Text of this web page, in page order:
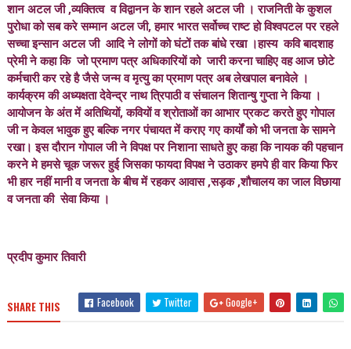
शान अटल जी ,व्यक्तित्व व विद्वानन के शान रहले अटल जी । राजनिती के कुशल
पुरोधा को सब करे सम्मान अटल जी, हमार भारत सर्वोच्च राष्ट हो विश्वपटल पर रहले
सच्चा इन्सान अटल जी आदि ने लोगों को घंटों तक बांधे रखा ।हास्य कवि बादशाह
प्रेमी ने कहा कि जो प्रमाण पत्र अधिकारियों को जारी करना चाहिए वह आज छोटे
कर्मचारी कर रहे है जैसे जन्म व मृत्यु का प्रमाण पत्र अब लेखपाल बनावेले ।
कार्यक्रम की अध्यक्षता देवेन्द्र नाथ त्रिपाठी व संचालन शितान्षु गुप्ता ने किया ।
आयोजन के अंत में अतिथियों, कवियों व श्रोताओं का आभार प्रकट करते हुए गोपाल
जी न केवल भावुक हुए बल्कि नगर पंचायत में कराए गए कार्यों को भी जनता के सामने
रखा। इस दौरान गोपाल जी ने विपक्ष पर निशाना साधते हुए कहा कि नायक की पहचान
करने मे हमसे चूक जरूर हुई जिसका फायदा विपक्ष ने उठाकर हमपे ही वार किया फिर
भी हार नहीं मानी व जनता के बीच में रहकर आवास ,सड़क ,शौचालय का जाल विछाया
व जनता की सेवा किया ।
प्रदीप कुमार तिवारी
SHARE THIS Facebook Twitter Google+